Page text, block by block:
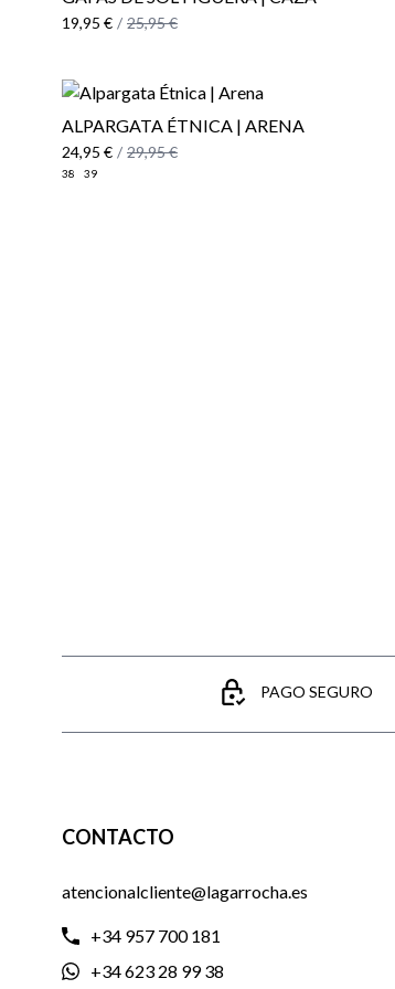
19,95 € / 25,95 €
ALPARGATA ÉTNICA | ARENA
24,95 € / 29,95 €
38 39
PAGO SEGURO
CONTACTO
atencionalcliente@lagarrocha.es
+34 957 700 181
+34 623 28 99 38